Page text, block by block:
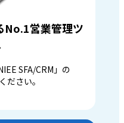
No.1営業管理ツ
SFA/CRM」の
ださい。